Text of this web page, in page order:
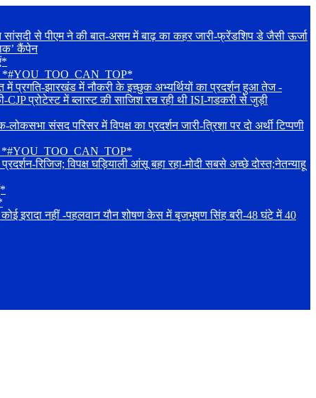
से पीएम ने की बात-असम में बाढ़ का कहर जारी-फ्रेंडशिप डे जैसी ऊर्जा
कैंपेन
*#YOU_TOO_CAN_TOP*
प्रगति-झारखंड में नौकरी के इच्छुक अभ्यर्थियों का प्रदर्शन हुआ तेज -
प्रोटेस्ट में ब्लास्ट की साजिश रच रही थी ISI-गडकरी से जुड़ी
संसद परिसर में विपक्ष का प्रदर्शन जारी-त्रिशा पर दो अर्थी टिप्पणी
*#YOU_TOO_CAN_TOP*
रिजिज; विपक्ष घड़ियाली आंसू बहा रहा-मोदी सबसे अच्छे दोस्त;नेतन्याहू
इरादा नहीं -पहलवान यौन शोषण केस में बृजभूषण सिंह बरी-48 घंटे में 40